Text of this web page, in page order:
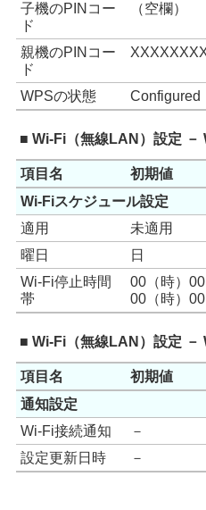
子機のPINコー
ド
（空欄）
親機のPINコー
ド
WPSの状態 Configured
■ Wi-Fi（無線LAN）設定 －
項目名 初期値
Wi-Fiスケジュール設定
適用
未適用
曜日
日
Wi-Fi停止時間
帯
00（時）
00（時）00
■ Wi-Fi（無線LAN）設定 －
項目名 初期値
通知設定
Wi-Fi接続通知
－
設定更新日時
－